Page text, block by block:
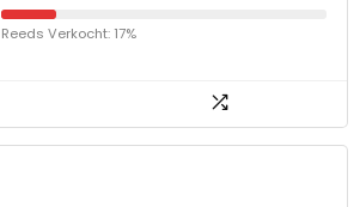
Reeds Verkocht: 17%